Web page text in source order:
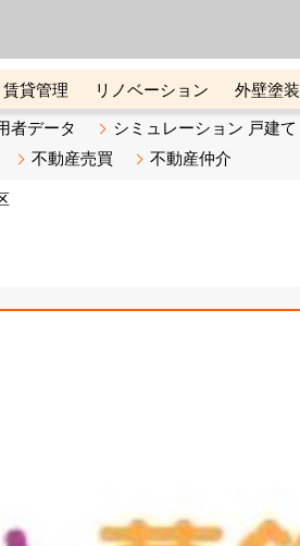
賃貸管理 リノベーション 外壁塗装
ガジンBiz 不動産売却ご相談デスク
者データ
シミュレーション 戸建て
不動産売買 不動産仲介